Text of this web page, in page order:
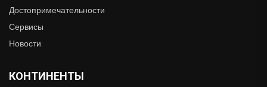
Достопримечательности
Сервисы
Новости
КОНТИНЕНТЫ